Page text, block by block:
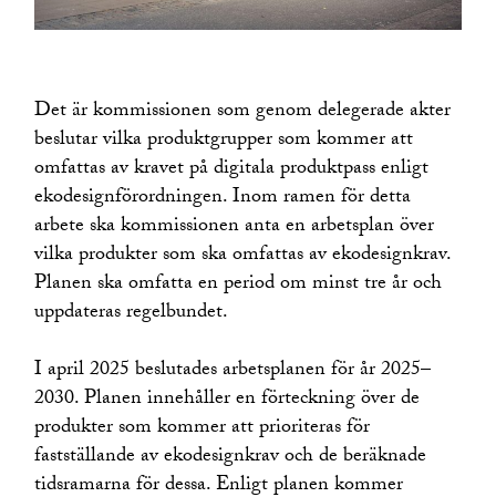
Det är kommissionen som genom delegerade akter
beslutar vilka produktgrupper som kommer att
omfattas av kravet på digitala produktpass enligt
ekodesignförordningen. Inom ramen för detta
arbete ska kommissionen anta en arbetsplan över
vilka produkter som ska omfattas av ekodesignkrav.
Planen ska omfatta en period om minst tre år och
uppdateras regelbundet.
I april 2025 beslutades arbetsplanen för år 2025–
2030. Planen innehåller en förteckning över de
produkter som kommer att prioriteras för
fastställande av ekodesignkrav och de beräknade
tidsramarna för dessa. Enligt planen kommer